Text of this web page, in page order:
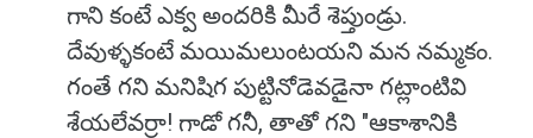
గాని కంటే ఎక్వ అందరికి మీరే శెప్తుండ్రు.
దేవుళ్ళకంటే మయిమలుంటయని మన నమ్మకం.
గంతే గని మనిషిగ పుట్టినోడెవడైనా గట్లాంటివి
శేయలేవర్రా! గాడో గనీ, తాతో గని "ఆకాశానికి